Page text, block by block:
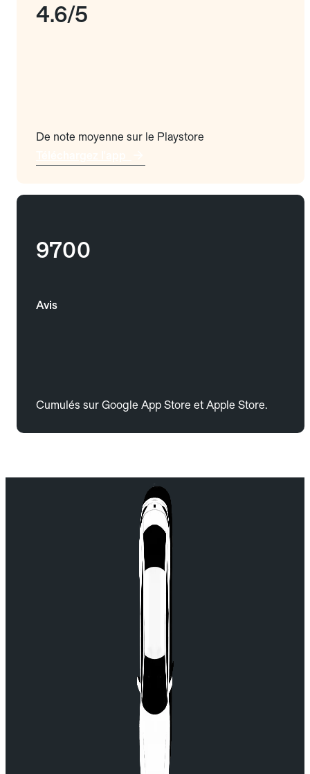
4.6/5
De note moyenne sur le Playstore
9700
Avis
Cumulés sur Google App Store et Apple Store.